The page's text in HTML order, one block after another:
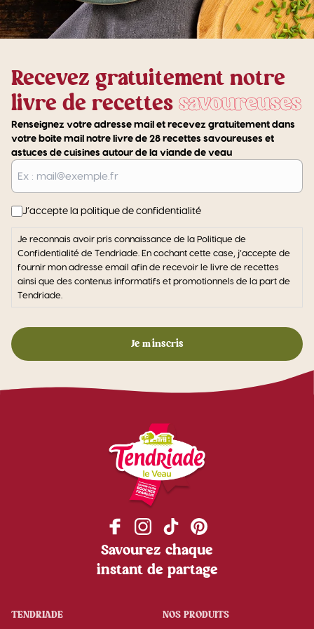
Recevez gratuitement notre
livre de recettessavoureuses
Renseignez votre adresse mail et recevez gratuitement dans
votre boite mail notre livre de 28 recettes savoureuses et
astuces de cuisines autour de la viande de veau
E-
mail
J’accepte la politique de confidentialité
Je reconnais avoir pris connaissance de la Politique de
Confidentialité de Tendriade. En cochant cette case, j’accepte de
fournir mon adresse email afin de recevoir le livre de recettes
ainsi que des contenus informatifs et promotionnels de la part de
Tendriade.
Savourez chaque
instant de partage
TENDRIADE NOS PRODUITS